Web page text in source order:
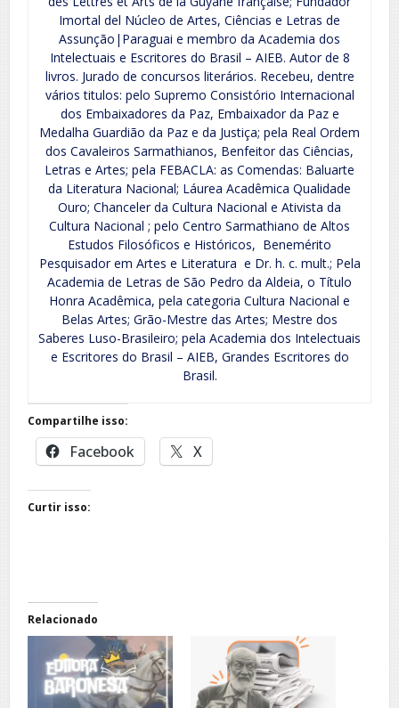
Imortal del Núcleo de Artes, Ciências e Letras de
Assunção|Paraguai e membro da Academia dos
Intelectuais e Escritores do Brasil – AIEB. Autor de 8
livros. Jurado de concursos literários. Recebeu, dentre
vários titulos: pelo Supremo Consistório Internacional
dos Embaixadores da Paz, Embaixador da Paz e
Medalha Guardião da Paz e da Justiça; pela Real Ordem
dos Cavaleiros Sarmathianos, Benfeitor das Ciências,
Letras e Artes; pela FEBACLA: as Comendas: Baluarte
da Literatura Nacional; Láurea Acadêmica Qualidade
Ouro; Chanceler da Cultura Nacional e Ativista da
Cultura Nacional ; pelo Centro Sarmathiano de Altos
Estudos Filosóficos e Históricos, Benemérito
Pesquisador em Artes e Literatura e Dr. h. c. mult.; Pela
Academia de Letras de São Pedro da Aldeia, o Título
Honra Acadêmica, pela categoria Cultura Nacional e
Belas Artes; Grão-Mestre das Artes; Mestre dos
Saberes Luso-Brasileiro; pela Academia dos Intelectuais
e Escritores do Brasil – AIEB, Grandes Escritores do
Brasil.
Compartilhe isso:
Facebook X
Curtir isso:
Relacionado